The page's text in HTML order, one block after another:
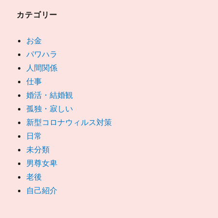
カテゴリー
お金
パワハラ
人間関係
仕事
婚活・結婚観
孤独・寂しい
新型コロナウィルス対策
日常
未分類
男尊女卑
老後
自己紹介